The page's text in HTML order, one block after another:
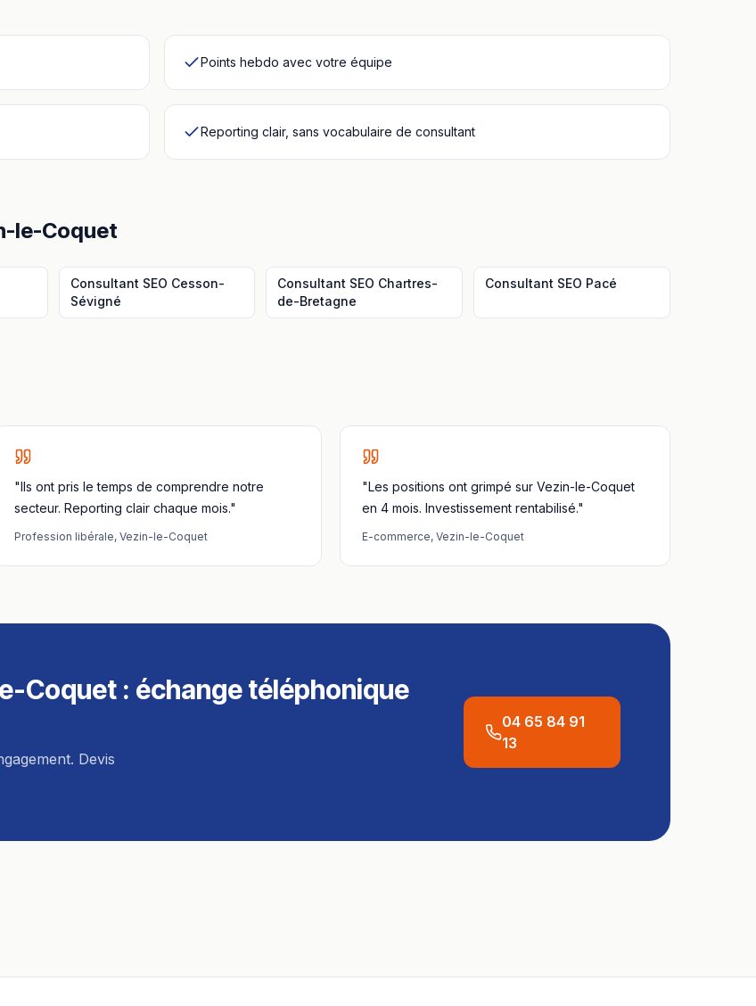
Points hebdo avec votre équipe
Reporting clair, sans vocabulaire de consultant
le-Coquet
Consultant SEO Cesson-
Sévigné
Consultant SEO Chartres-
de-Bretagne
Consultant SEO Pacé
"Ils ont pris le temps de comprendre notre
secteur. Reporting clair chaque mois."
Profession libérale, Vezin-le-Coquet
"Les positions ont grimpé sur Vezin-le-Coquet
en 4 mois. Investissement rentabilisé."
E-commerce,Vezin-le-Coquet
Coquet : échange téléphonique
Devis
04 65 84 91
13